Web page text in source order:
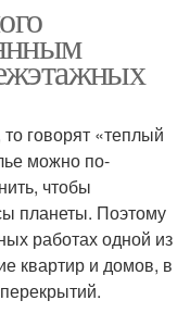
говорят «теплый
можно по-
чтобы
планеты. Поэтому
работах одной из
квартир и домов, в